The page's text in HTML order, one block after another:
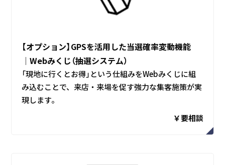
【オプション】GPSを活用した当選確率変動機能
│Webみくじ（抽選システム）
「現地に行くとお得」という仕組みをWebみくじに組
み込むことで、来店・来場を促す強力な集客施策が実
現します。
￥要相談